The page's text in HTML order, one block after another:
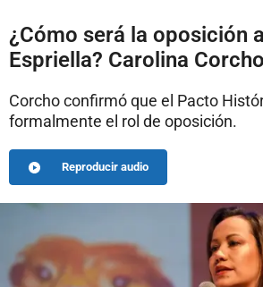
¿Cómo será la oposición
Espriella? Carolina
Corcho confirmó que el Pacto
formalmente el rol de oposición.
Reproducir audio